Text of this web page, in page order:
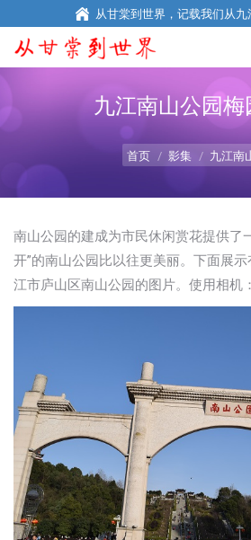
从甘棠到世界，记载我们从
九江南山公园梅
首页 影集 九江南
南山公园的建成为市民休闲赏花提供了
开”的南山公园比以往更美丽。下面展
江市庐山区南山公园的图片。使用相机